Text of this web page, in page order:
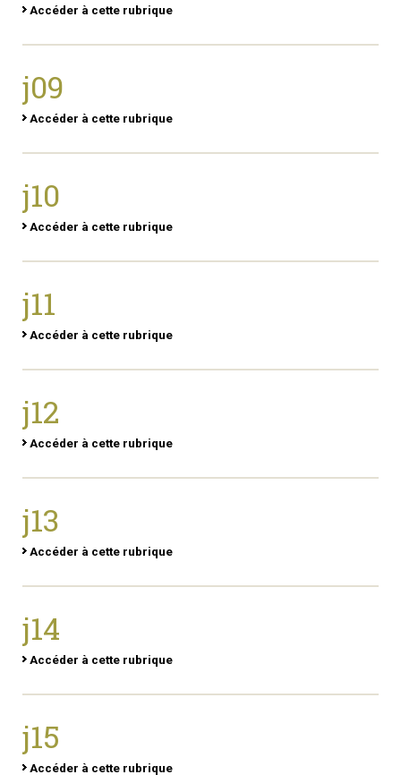
Accéder à cette rubrique
j09
Accéder à cette rubrique
j10
Accéder à cette rubrique
j11
Accéder à cette rubrique
j12
Accéder à cette rubrique
j13
Accéder à cette rubrique
j14
Accéder à cette rubrique
j15
Accéder à cette rubrique